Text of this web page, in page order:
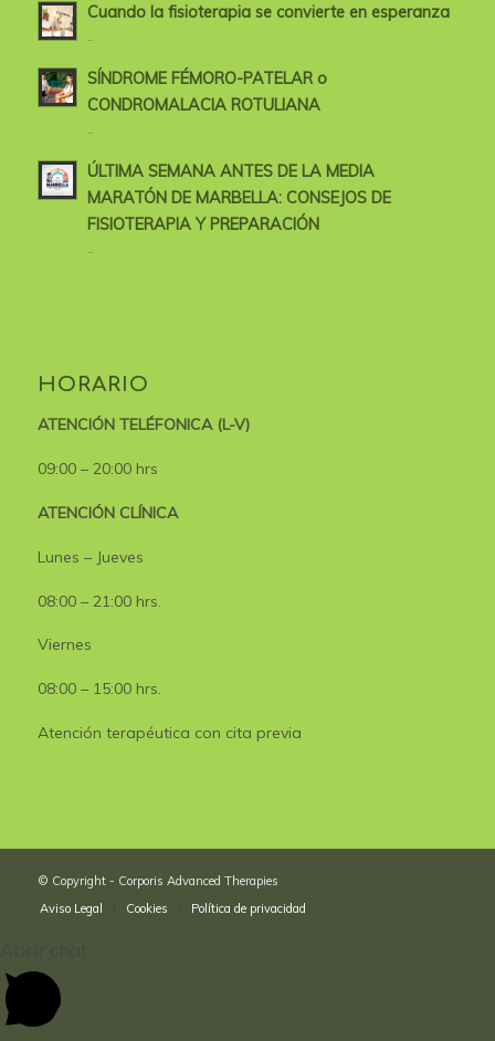
Cuando la fisioterapia se convierte en esperanza
-
SÍNDROME FÉMORO-PATELAR o
CONDROMALACIA ROTULIANA
-
ÚLTIMA SEMANA ANTES DE LA MEDIA
MARATÓN DE MARBELLA: CONSEJOS DE
FISIOTERAPIA Y PREPARACIÓN
-
HORARIO
ATENCIÓN TELÉFONICA (L-V)
09:00 – 20:00 hrs
ATENCIÓN CLÍNICA
Lunes – Jueves
08:00 – 21:00 hrs.
Viernes
08:00 – 15:00 hrs.
Atención terapéutica con cita previa
© Copyright - Corporis Advanced Therapies
Aviso Legal
Cookies Política de privacidad